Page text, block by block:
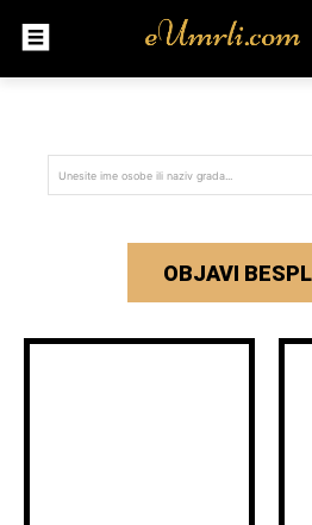
Unesite ime osobe ili naziv grada...
OBJAVI